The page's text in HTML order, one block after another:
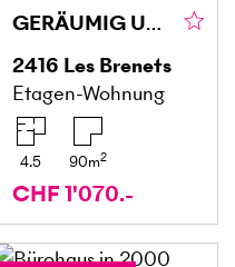
GERÄUMIG UND ZENTRAL
2416 Les Brenets
Etagen-Wohnung
4.5 90m2
CHF 1'070.-